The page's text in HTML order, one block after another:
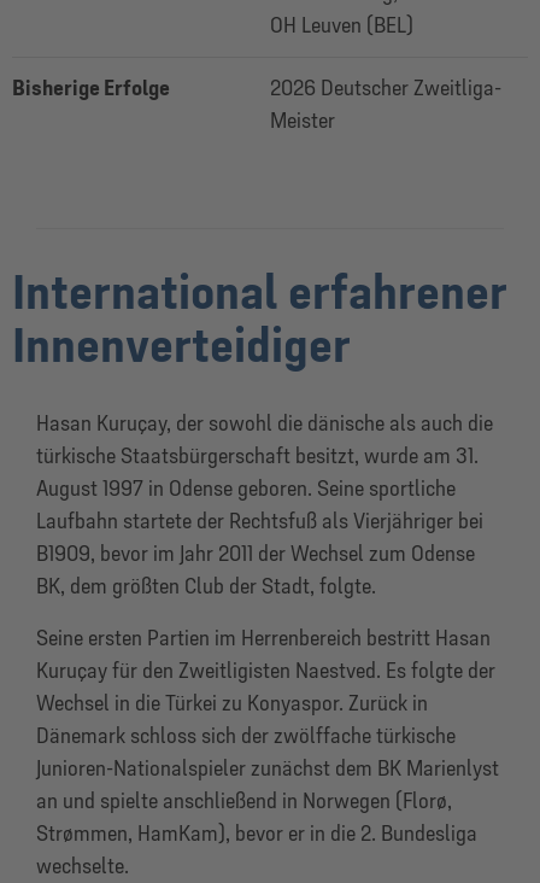
OH Leuven (BEL)
Bisherige Erfolge
2026 Deutscher Zweitliga-
Meister
International erfahrener
Innenverteidiger
Hasan Kuruçay, der sowohl die dänische als auch die
türkische Staatsbürgerschaft besitzt, wurde am 31.
August 1997 in Odense geboren. Seine sportliche
Laufbahn startete der Rechtsfuß als Vierjähriger bei
B1909, bevor im Jahr 2011 der Wechsel zum Odense
BK, dem größten Club der Stadt, folgte.
Seine ersten Partien im Herrenbereich bestritt Hasan
Kuruçay für den Zweitligisten Naestved. Es folgte der
Wechsel in die Türkei zu Konyaspor. Zurück in
Dänemark schloss sich der zwölffache türkische
Junioren-Nationalspieler zunächst dem BK Marienlyst
an und spielte anschließend in Norwegen (Florø,
Strømmen, HamKam), bevor er in die 2. Bundesliga
wechselte.